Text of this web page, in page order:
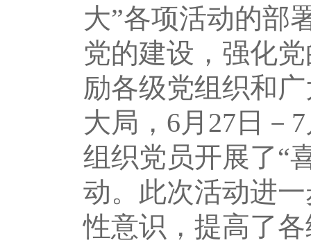
大”各项活动的部
党的建设，强化
励各级党组织和
大局，6月27日－
组织党员开展了“
动。此次活动进
性意识，提高了